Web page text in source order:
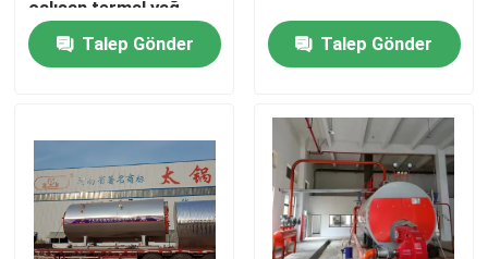
Ev
videolar
Hakkımızda
çalışan termal yağ
kazanı
Talep Gönder Talep Gönder